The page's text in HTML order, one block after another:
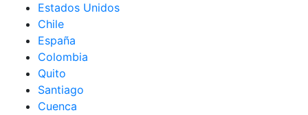
Estados Unidos
Chile
España
Colombia
Quito
Santiago
Cuenca